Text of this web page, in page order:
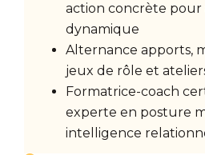
action concrète pour
dynamique
Alternance apports,
jeux de rôle et
Formatrice-coach
experte en posture
intelligence